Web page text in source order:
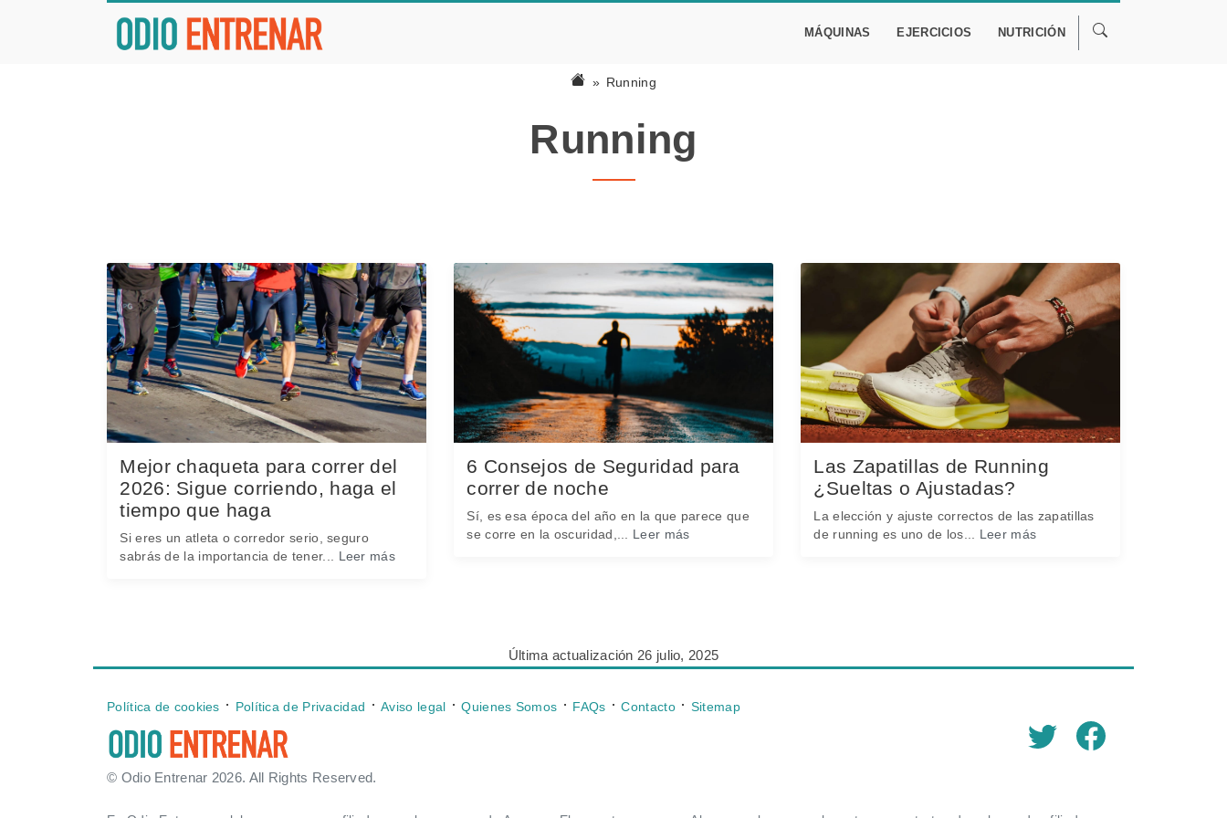
MÁQUINAS EJERCICIOS NUTRICIÓN
Running
Running
Mejor chaqueta para correr del
2026: Sigue corriendo, haga el
tiempo que haga
Si eres un atleta o corredor serio, seguro
sabrás de la importancia de tener... Leer más
6 Consejos de Seguridad para
correr de noche
Sí, es esa época del año en la que parece que
se corre en la oscuridad,... Leer más
Las Zapatillas de Running
¿Sueltas o Ajustadas?
La elección y ajuste correctos de las zapatillas
de running es uno de los... Leer más
Última actualización 26 julio, 2025
Política de cookies ⋅ Política de Privacidad ⋅ Aviso legal ⋅ Quienes Somos ⋅ FAQs ⋅ Contacto ⋅ Sitemap
© Odio Entrenar 2026. All Rights Reserved.